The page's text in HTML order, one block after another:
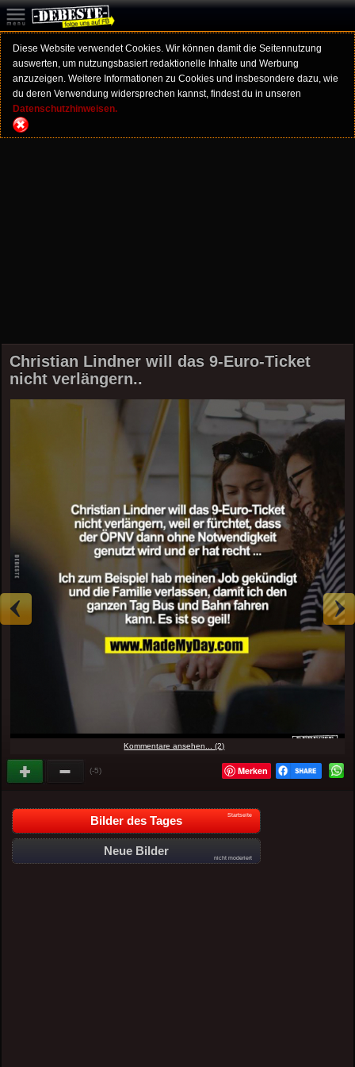
Diese Website verwendet Cookies. Wir können damit die Seitennutzung
auswerten, um nutzungsbasiert redaktionelle Inhalte und Werbung
anzuzeigen. Weitere Informationen zu Cookies und insbesondere dazu, wie
du deren Verwendung widersprechen kannst, findest du in unseren
Datenschutzhinweisen.
Christian Lindner will das 9-Euro-Ticket
nicht verlängern..
Kommentare ansehen... (2)
(-5) Merken
Bilder des Tages Startseite
Neue Bilder
nicht moderiert